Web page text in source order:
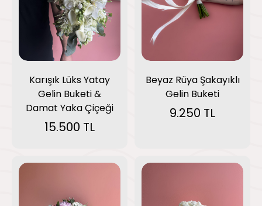
Karışık Lüks Yatay
Gelin Buketi &
Damat Yaka Çiçeği
15.500 TL
Beyaz Rüya Şakayıklı
Gelin Buketi
9.250 TL